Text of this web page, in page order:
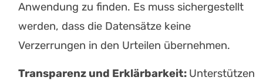
Anwendung zu finden. Es muss sichergestellt
werden, dass die Datensätze keine
Verzerrungen in den Urteilen übernehmen.
Transparenz und Erklärbarkeit: Unterstützen